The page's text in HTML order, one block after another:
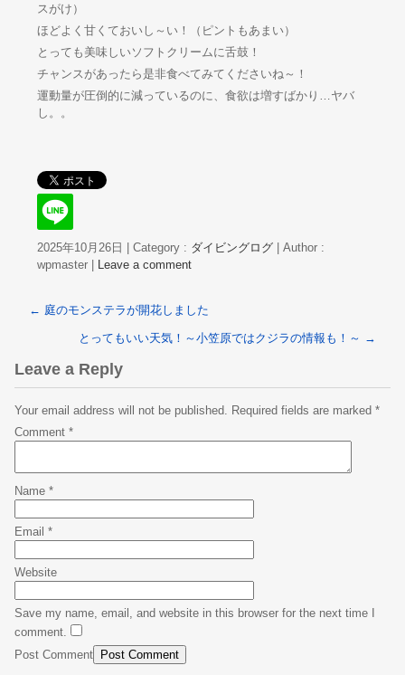
スがけ）
ほどよく甘くておいし～い！（ピントもあまい）
とっても美味しいソフトクリームに舌鼓！
チャンスがあったら是非食べてみてくださいね～！
運動量が圧倒的に減っているのに、食欲は増すばかり…ヤバ
し。。
2025年10月26日 | Category : ダイビングログ | Author :
wpmaster | Leave a comment
← 庭のモンステラが開花しました
とってもいい天気！～小笠原ではクジラの情報も！～ →
Leave a Reply
Your email address will not be published. Required fields are marked *
Comment *
Name *
Email *
Website
Save my name, email, and website in this browser for the next time I
comment.
Post Comment